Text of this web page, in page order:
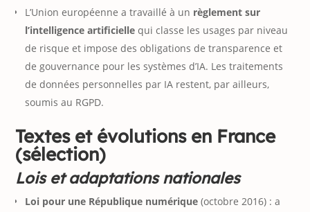
L’Union européenne a travaillé à un règlement sur
l’intelligence artificielle qui classe les usages par niveau
de risque et impose des obligations de transparence et
de gouvernance pour les systèmes d’IA. Les traitements
de données personnelles par IA restent, par ailleurs,
soumis au RGPD.
Textes et évolutions en France
(sélection)
Lois et adaptations nationales
Loi pour une République numérique (octobre 2016) : a